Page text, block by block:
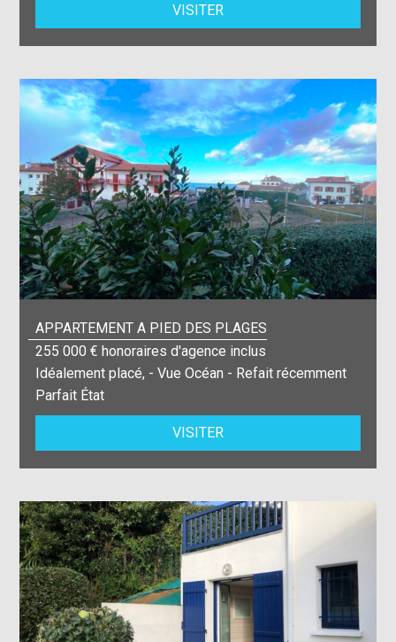
VISITER
APPARTEMENT A PIED DES PLAGES
255 000 € honoraires d'agence inclus
Idéalement placé, - Vue Océan - Refait récemment
Parfait État
VISITER